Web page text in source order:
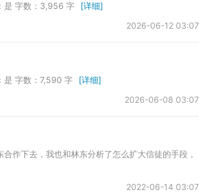
是 字数：3,956 字
[详细]
2026-06-12 03:07
是 字数：7,590 字
[详细]
2026-06-08 03:07
下去，我也和林东分析了怎么扩大信徒的手段，
2022-06-14 03:07